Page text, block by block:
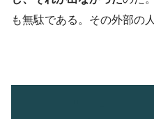
も無駄である。その外部の